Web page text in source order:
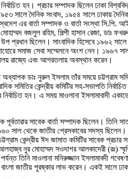
হন। প্রচার সম্পাদক ছিলেন ঢাকা
সালে দৈনিক সংবাদ, ১৯৫৪ সালে ঢাকায়
এর বার্তা সম্পাদক ও বার্তা সংস্থা সি.পি.
বজলুল রহিম, শিল্পী হাসান রেজা, ডাঃ
ছিলেন। সাংবাদিক হিসেবে ১৯৬২
সমাজ সেবা সম্মেলনে অংশ নেন। ১৯৬৭
রাজ্যে এবং আগরতলায় অবস্থান করেন।
ডাঃ নুরুল ইসলাম তাঁর সময়ে চট্টগ্রাম
সমিতির কেন্দ্রীয় কমিটির সহ-সভাপতি
হন। এ সময় মাওলানা ইসলামাবাদী
সাবেক বার্তা সম্পাদক ছিলেন। তিনি
সাল থেকে জাতীয় প্রেসকাবের সদস্য
কেন্দ্রীয় ঈদ জামাত কমিটির সাবেক
নুর মোহাম্মদ সওদাগর আলকাদেরী (রঃ)
তিনি মাওলানা মনিরুজ্জান ইসলামাবদী
জাতীয় পুরষ্কার লাভ করেন। একই সালে